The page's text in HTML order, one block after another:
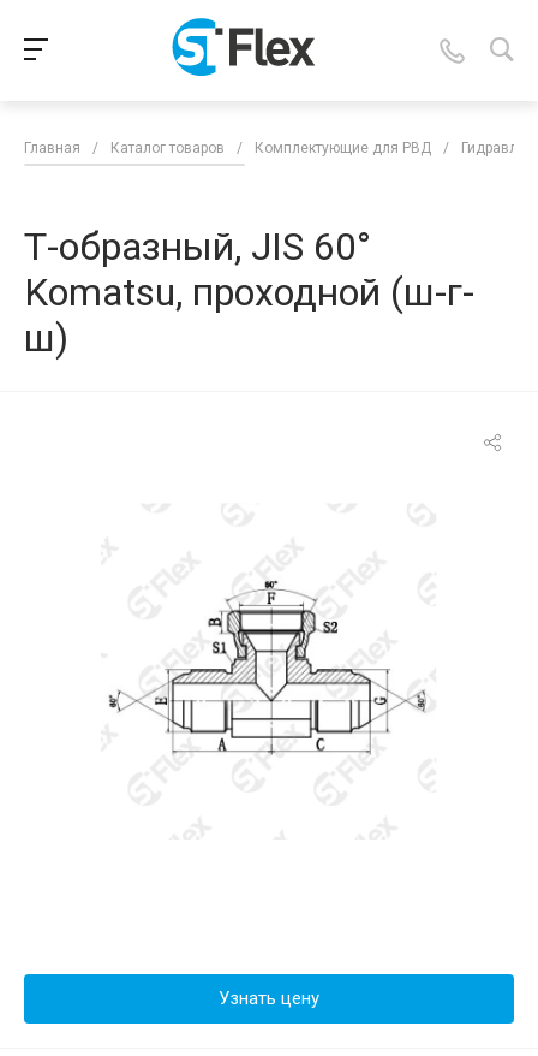
Главная / Каталог товаров / Комплектующие для РВД /
Т-образный, JIS 60°
Komatsu, проходной (ш-г-
ш)
Узнать цену